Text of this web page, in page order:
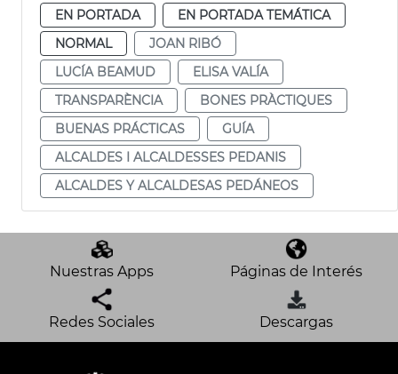
EN PORTADA
EN PORTADA TEMÁTICA
NORMAL
JOAN RIBÓ
LUCÍA BEAMUD
ELISA VALÍA
TRANSPARÈNCIA
BONES PRÀCTIQUES
BUENAS PRÁCTICAS
GUÍA
ALCALDES I ALCALDESSES PEDANIS
ALCALDES Y ALCALDESAS PEDÁNEOS
Nuestras Apps Páginas de Interés
Redes Sociales Descargas